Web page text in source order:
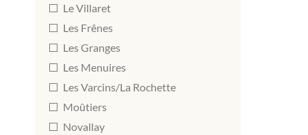
Le Villaret
Les Frênes
Les Granges
Les Menuires
Les Varcins/La Rochette
Moûtiers
Novallay